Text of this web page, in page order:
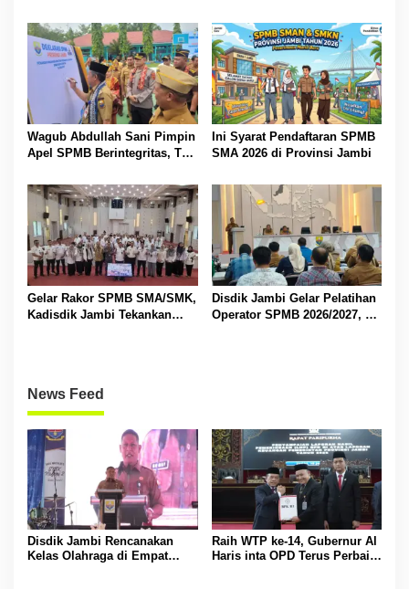
Wagub Abdullah Sani Pimpin
Apel SPMB Berintegritas, Tak
Ini Syarat Pendaftaran SPMB
SMA 2026 di Provinsi Jambi
Gelar Rakor SPMB SMA/SMK,
Kadisdik Jambi Tekankan
Disdik Jambi Gelar Pelatihan
Operator SPMB 2026/2027, M
News Feed
Disdik Jambi Rencanakan
Kelas Olahraga di Empat
Raih WTP ke-14, Gubernur Al
Haris inta OPD Terus Perbaiki